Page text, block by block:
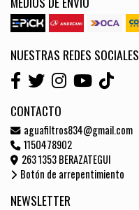
NUESTRAS REDES SOCIALES
CONTACTO
aguafiltros834@gmail.com
1150478902
263 1353 BERAZATEGUI
Botón de arrepentimiento
NEWSLETTER